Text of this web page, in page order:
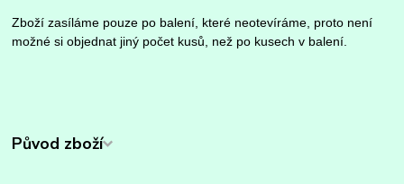
Zboží zasíláme pouze po balení, které neotevíráme, proto není
možné si objednat jiný počet kusů, než po kusech v balení.
Původ zboží